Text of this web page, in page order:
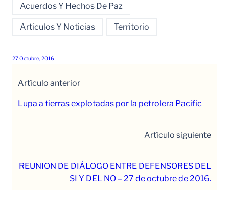
Acuerdos Y Hechos De Paz
Artículos Y Noticias Territorio
27 Octubre, 2016
Artículo anterior
Lupa a tierras explotadas por la petrolera Pacific
Artículo siguiente
REUNION DE DIÁLOGO ENTRE DEFENSORES DEL
SI Y DEL NO – 27 de octubre de 2016.